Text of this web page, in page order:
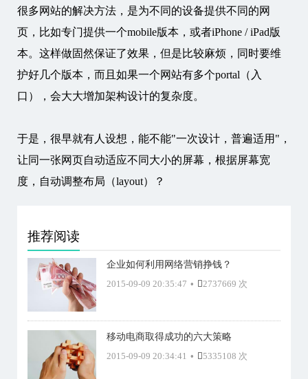
很多网站的解决方法，是为不同的设备提供不同的网
页，比如专门提供一个mobile版本，或者iPhone / iPad版
本。这样做固然保证了效果，但是比较麻烦，同时要维
护好几个版本，而且如果一个网站有多个portal（入
口），会大大增加架构设计的复杂度。
于是，很早就有人设想，能不能"一次设计，普遍适用"，
让同一张网页自动适应不同大小的屏幕，根据屏幕宽
度，自动调整布局（layout）？
推荐阅读
企业如何利用网络营销挣钱？
2015-09-09 20:35:47 • 2737669 次
移动电商取得成功的六大策略
2015-09-09 20:34:41 • 5335108 次